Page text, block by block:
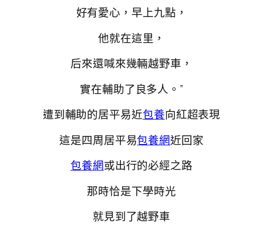
好有愛心，早上九點，
他就在這里，
后來還喊來幾輛越野車，
實在輔助了良多人。”
遭到輔助的居平易近包養向紅超表現
這是四周居平易包養網近回家
包養網或出行的必經之路
那時恰是下學時光
就見到了越野車